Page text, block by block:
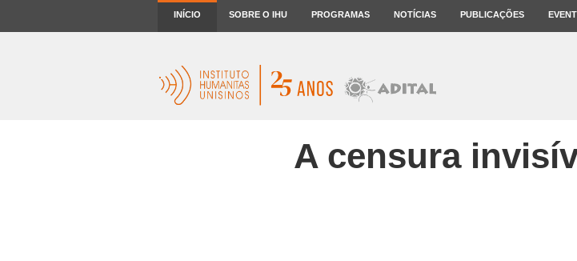
INÍCIO SOBRE O IHU PROGRAMAS NOTÍCIAS PUBLICAÇÕES
A censura